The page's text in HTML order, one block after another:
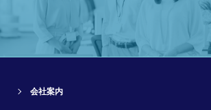
会社案内